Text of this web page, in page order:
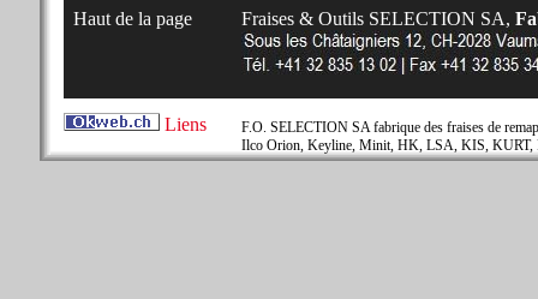
Haut de la page Fraises & Outils SELECTION SA,
Liens
F.O. SELECTION SA fabrique des fraises de
Ilco Orion, Keyline, Minit, HK, LSA, KIS, KURT,